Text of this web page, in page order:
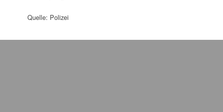
Quelle: Polizei